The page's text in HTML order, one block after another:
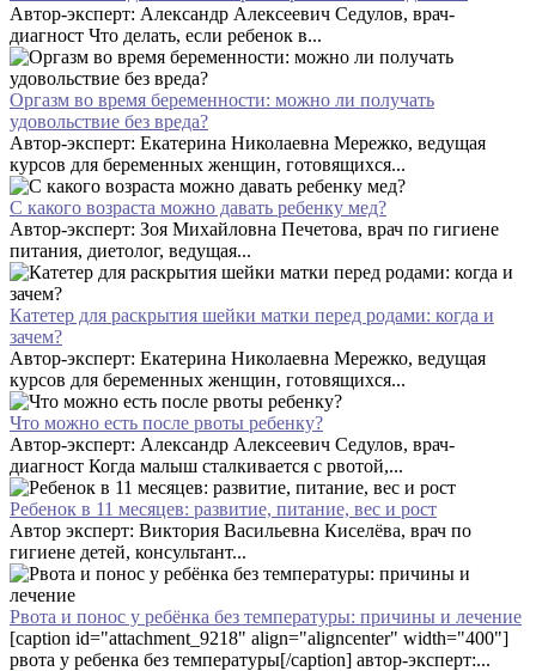
Автор-эксперт: Александр Алексеевич Седулов, врач-
диагност Что делать, если ребенок в...
Оргазм во время беременности: можно ли получать
удовольствие без вреда?
Автор-эксперт: Екатерина Николаевна Мережко, ведущая
курсов для беременных женщин, готовящихся...
С какого возраста можно давать ребенку мед?
Автор-эксперт: Зоя Михайловна Печетова, врач по гигиене
питания, диетолог, ведущая...
Катетер для раскрытия шейки матки перед родами: когда и
зачем?
Автор-эксперт: Екатерина Николаевна Мережко, ведущая
курсов для беременных женщин, готовящихся...
Что можно есть после рвоты ребенку?
Автор-эксперт: Александр Алексеевич Седулов, врач-
диагност Когда малыш сталкивается с рвотой,...
Ребенок в 11 месяцев: развитие, питание, вес и рост
Автор эксперт: Виктория Васильевна Киселёва, врач по
гигиене детей, консультант...
Рвота и понос у ребёнка без температуры: причины и лечение
[caption id="attachment_9218" align="aligncenter" width="400"]
рвота у ребенка без температуры[/caption] автор-эксперт:...